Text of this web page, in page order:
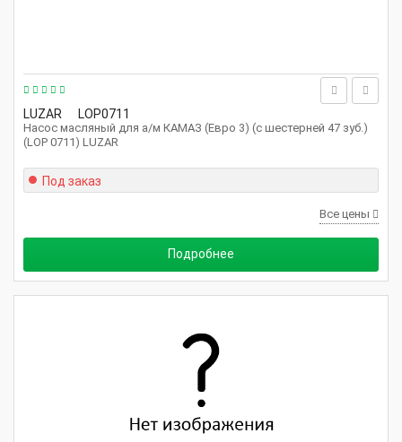
LUZAR LOP0711
Насос масляный для а/м КАМАЗ (Евро 3) (с шестерней 47 зуб.)
(LOP 0711) LUZAR
Под заказ
Все цены
Подробнее